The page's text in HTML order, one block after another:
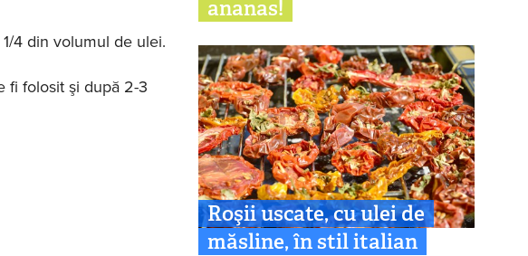
4 din volumul de ulei.
fi folosit şi după 2-3
ananas!
Roşii uscate, cu ulei de
măsline, în stil italian